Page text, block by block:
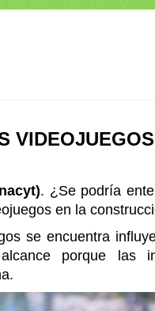
VIDEOJUEGOS
. ¿Se podría
en la
se encuentra
porque las